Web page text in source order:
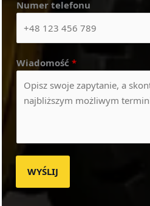
Numer telefonu
Wiadomość *
WYŚLIJ